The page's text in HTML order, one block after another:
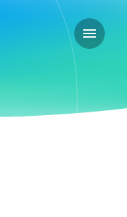
Open